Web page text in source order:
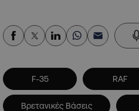
F-35 RAF
Βρετανικές Βάσεις